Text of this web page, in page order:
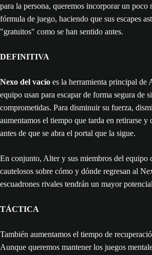
para la persona, queremos incorporar un poco
fórmula de juego, haciendo que sus escapes
"gratuitos" como se han sentido antes.
DEFINITIVA
Nexo del vacío es la herramienta principal de
equipo usan para escapar de forma segura de
comprometidas. Para disminuir su fuerza,
aumentamos el tiempo que tarda en retirarse y
antes de que se abra el portal que la sigue.
En conjunto, Alter y sus miembros del equipo
cautelosos sobre cómo y dónde regresan al
escuadrones rivales tendrán un mayor
TÁCTICA
También aumentamos el tiempo de
Aunque queremos mantener los juegos